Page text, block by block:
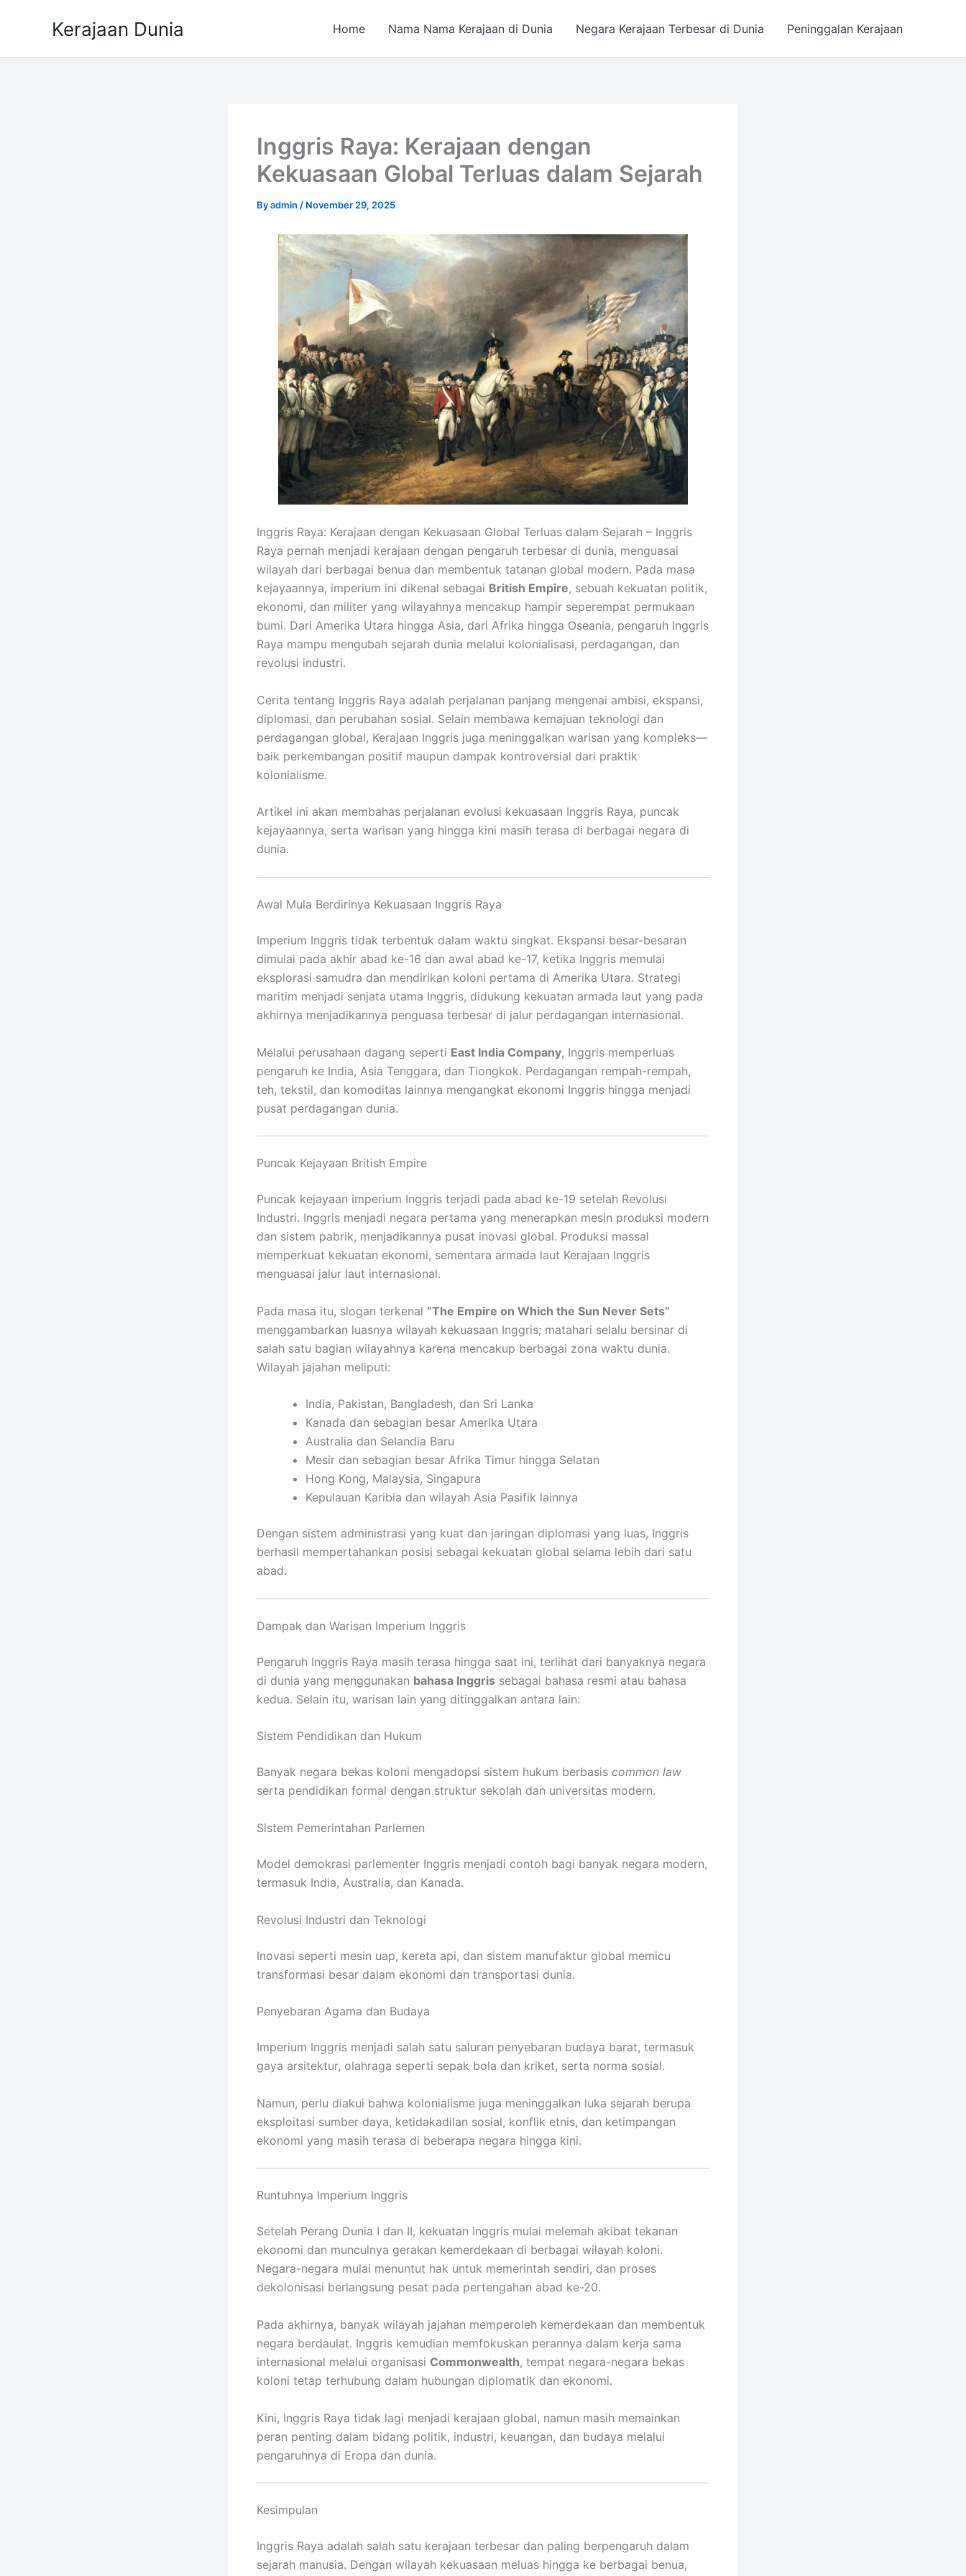
Kerajaan Dunia Home Nama Nama Kerajaan di Dunia Negara Kerajaan Terbesar di Dunia Peninggalan Kerajaan
Inggris Raya: Kerajaan dengan
Kekuasaan Global Terluas dalam Sejarah
Byadmin / November 29, 2025
Inggris Raya: Kerajaan dengan Kekuasaan Global Terluas dalam Sejarah – Inggris
Raya pernah menjadi kerajaan dengan pengaruh terbesar di dunia, menguasai
wilayah dari berbagai benua dan membentuk tatanan global modern. Pada masa
kejayaannya, imperium ini dikenal sebagai British Empire, sebuah kekuatan politik,
ekonomi, dan militer yang wilayahnya mencakup hampir seperempat permukaan
bumi. Dari Amerika Utara hingga Asia, dari Afrika hingga Oseania, pengaruh Inggris
Raya mampu mengubah sejarah dunia melalui kolonialisasi, perdagangan, dan
revolusi industri.
Cerita tentang Inggris Raya adalah perjalanan panjang mengenai ambisi, ekspansi,
diplomasi, dan perubahan sosial. Selain membawa kemajuan teknologi dan
perdagangan global, Kerajaan Inggris juga meninggalkan warisan yang kompleks—
baik perkembangan positif maupun dampak kontroversial dari praktik
kolonialisme.
Artikel ini akan membahas perjalanan evolusi kekuasaan Inggris Raya, puncak
kejayaannya, serta warisan yang hingga kini masih terasa di berbagai negara di
dunia.
Awal Mula Berdirinya Kekuasaan Inggris Raya
Imperium Inggris tidak terbentuk dalam waktu singkat. Ekspansi besar-besaran
dimulai pada akhir abad ke-16 dan awal abad ke-17, ketika Inggris memulai
eksplorasi samudra dan mendirikan koloni pertama di Amerika Utara. Strategi
maritim menjadi senjata utama Inggris, didukung kekuatan armada laut yang pada
akhirnya menjadikannya penguasa terbesar di jalur perdagangan internasional.
Melalui perusahaan dagang seperti East India Company, Inggris memperluas
pengaruh ke India, Asia Tenggara, dan Tiongkok. Perdagangan rempah-rempah,
teh, tekstil, dan komoditas lainnya mengangkat ekonomi Inggris hingga menjadi
pusat perdagangan dunia.
Puncak Kejayaan British Empire
Puncak kejayaan imperium Inggris terjadi pada abad ke-19 setelah Revolusi
Industri. Inggris menjadi negara pertama yang menerapkan mesin produksi modern
dan sistem pabrik, menjadikannya pusat inovasi global. Produksi massal
memperkuat kekuatan ekonomi, sementara armada laut Kerajaan Inggris
menguasai jalur laut internasional.
Pada masa itu, slogan terkenal “The Empire on Which the Sun Never Sets”
menggambarkan luasnya wilayah kekuasaan Inggris; matahari selalu bersinar di
salah satu bagian wilayahnya karena mencakup berbagai zona waktu dunia.
Wilayah jajahan meliputi:
India, Pakistan, Bangladesh, dan Sri Lanka
Kanada dan sebagian besar Amerika Utara
Australia dan Selandia Baru
Mesir dan sebagian besar Afrika Timur hingga Selatan
Hong Kong, Malaysia, Singapura
Kepulauan Karibia dan wilayah Asia Pasifik lainnya
Dengan sistem administrasi yang kuat dan jaringan diplomasi yang luas, Inggris
berhasil mempertahankan posisi sebagai kekuatan global selama lebih dari satu
abad.
Dampak dan Warisan Imperium Inggris
Pengaruh Inggris Raya masih terasa hingga saat ini, terlihat dari banyaknya negara
di dunia yang menggunakan bahasa Inggris sebagai bahasa resmi atau bahasa
kedua. Selain itu, warisan lain yang ditinggalkan antara lain:
Sistem Pendidikan dan Hukum
Banyak negara bekas koloni mengadopsi sistem hukum berbasis common law
serta pendidikan formal dengan struktur sekolah dan universitas modern.
Sistem Pemerintahan Parlemen
Model demokrasi parlementer Inggris menjadi contoh bagi banyak negara modern,
termasuk India, Australia, dan Kanada.
Revolusi Industri dan Teknologi
Inovasi seperti mesin uap, kereta api, dan sistem manufaktur global memicu
transformasi besar dalam ekonomi dan transportasi dunia.
Penyebaran Agama dan Budaya
Imperium Inggris menjadi salah satu saluran penyebaran budaya barat, termasuk
gaya arsitektur, olahraga seperti sepak bola dan kriket, serta norma sosial.
Namun, perlu diakui bahwa kolonialisme juga meninggalkan luka sejarah berupa
eksploitasi sumber daya, ketidakadilan sosial, konflik etnis, dan ketimpangan
ekonomi yang masih terasa di beberapa negara hingga kini.
Runtuhnya Imperium Inggris
Setelah Perang Dunia I dan II, kekuatan Inggris mulai melemah akibat tekanan
ekonomi dan munculnya gerakan kemerdekaan di berbagai wilayah koloni.
Negara-negara mulai menuntut hak untuk memerintah sendiri, dan proses
dekolonisasi berlangsung pesat pada pertengahan abad ke-20.
Pada akhirnya, banyak wilayah jajahan memperoleh kemerdekaan dan membentuk
negara berdaulat. Inggris kemudian memfokuskan perannya dalam kerja sama
internasional melalui organisasi Commonwealth, tempat negara-negara bekas
koloni tetap terhubung dalam hubungan diplomatik dan ekonomi.
Kini, Inggris Raya tidak lagi menjadi kerajaan global, namun masih memainkan
peran penting dalam bidang politik, industri, keuangan, dan budaya melalui
pengaruhnya di Eropa dan dunia.
Kesimpulan
Inggris Raya adalah salah satu kerajaan terbesar dan paling berpengaruh dalam
sejarah manusia. Dengan wilayah kekuasaan meluas hingga ke berbagai benua,